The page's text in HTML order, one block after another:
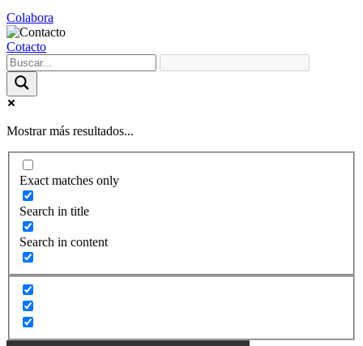
Colabora
Cotacto
Mostrar más resultados...
Exact matches only
Search in title
Search in content